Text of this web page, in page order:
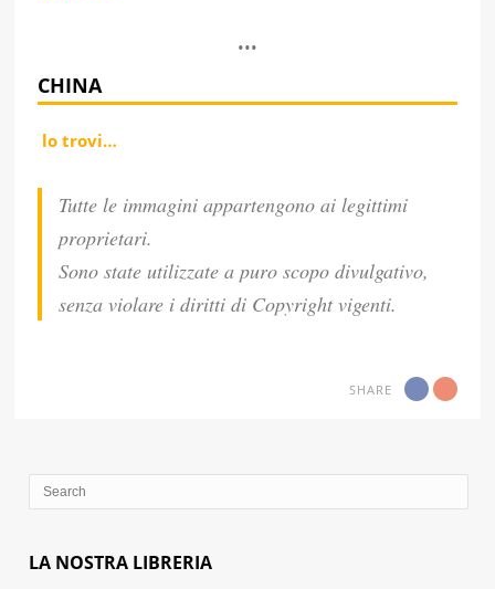
•••
CHINA
lo trovi…
Tutte le immagini appartengono ai legittimi
proprietari.
Sono state utilizzate a puro scopo divulgativo,
senza violare i diritti di Copyright vigenti.
SHARE
LA NOSTRA LIBRERIA